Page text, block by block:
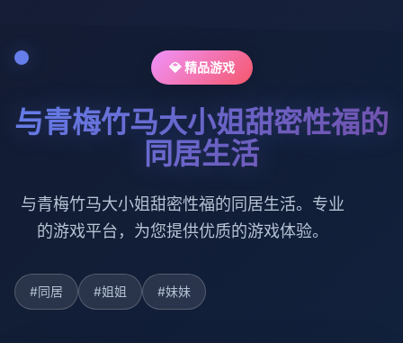
💎 精品游戏
与青梅竹马大小姐甜密性福的
同居生活
与青梅竹马大小姐甜密性福的同居生活。专业
的游戏平台，为您提供优质的游戏体验。
#同居 #姐姐 #妹妹